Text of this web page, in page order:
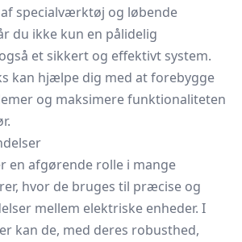
specialværktøj og løbende
du ikke kun en pålidelig
et sikkert og effektivt system.
kan hjælpe dig med at forebygge
og maksimere funktionaliteten
en afgørende rolle i mange
hvor de bruges til præcise og
mellem elektriske enheder. I
kan de, med deres robusthed,